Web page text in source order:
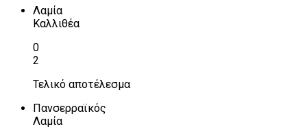
Λαμία
Καλλιθέα
0
2
Τελικό αποτέλεσμα
Πανσερραϊκός
Λαμία